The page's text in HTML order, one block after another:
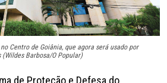
Centro de Goiânia, que agora será usado por
Barbosa/O Popular)
de Proteção e Defesa do